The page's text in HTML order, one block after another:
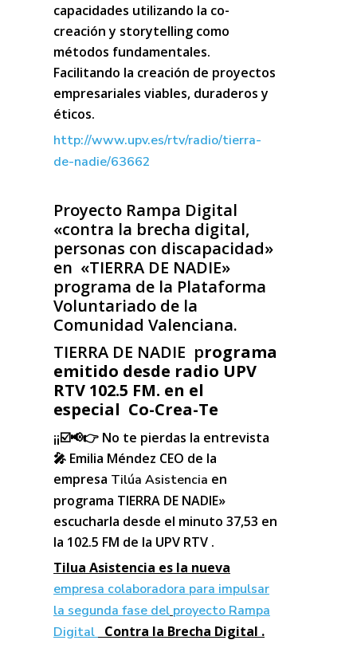
capacidades utilizando la co-
creación y storytelling como
métodos fundamentales.
Facilitando la creación de proyectos
empresariales viables, duraderos y
éticos.
http://www.upv.es/rtv/radio/tierra-
de-nadie/63662
Proyecto Rampa Digital
«contra la brecha digital,
personas con discapacidad»
en «TIERRA DE NADIE»
programa de la Plataforma
Voluntariado de la
Comunidad Valenciana.
TIERRA DE NADIE programa
emitido desde radio UPV
RTV 102.5 FM. en el
especial Co-Crea-Te
¡¡☑️📢👉 No te pierdas la entrevista
🎤 Emilia Méndez CEO de la
empresa Tilúa Asistencia en
programa TIERRA DE NADIE»
escucharla desde el minuto 37,53 en
la 102.5 FM de la UPV RTV .
Tilua Asistencia es la nueva
empresa colaboradora para impulsar
la segunda fase del proyecto Rampa
Digital Contra la Brecha Digital .